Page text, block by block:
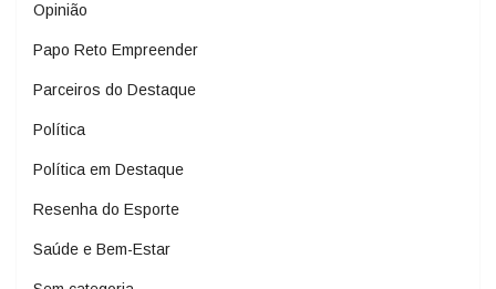
Opinião
Papo Reto Empreender
Parceiros do Destaque
Política
Política em Destaque
Resenha do Esporte
Saúde e Bem-Estar